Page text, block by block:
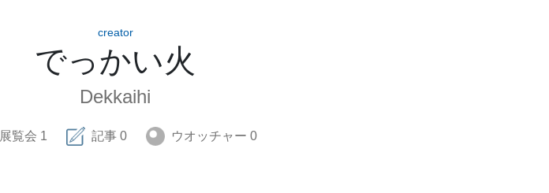
creator
でっかい火
Dekkaihi
展覧会 1 記事 0 ウオッチャー 0